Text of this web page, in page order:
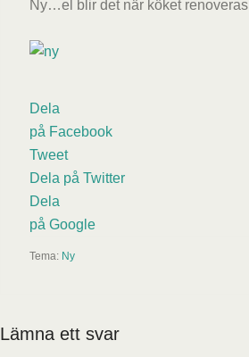
Ny…el blir det när köket renoveras
Dela
på Facebook
Tweet
Dela på Twitter
Dela
på Google
Tema: Ny
Lämna ett svar